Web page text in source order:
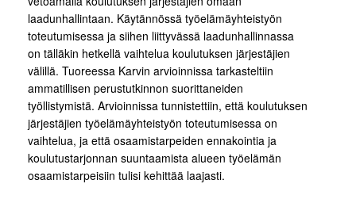
laadunhallintaan. Käytännössä työelämäyhteistyön
toteutumisessa ja siihen liittyvässä laadunhallinnassa
on tälläkin hetkellä vaihtelua koulutuksen järjestäjien
välillä. Tuoreessa Karvin arvioinnissa tarkasteltiin
ammatillisen perustutkinnon suorittaneiden
työllistymistä. Arvioinnissa tunnistettiin, että koulutuksen
järjestäjien työelämäyhteistyön toteutumisessa on
vaihtelua, ja että osaamistarpeiden ennakointia ja
koulutustarjonnan suuntaamista alueen työelämän
osaamistarpeisiin tulisi kehittää laajasti.